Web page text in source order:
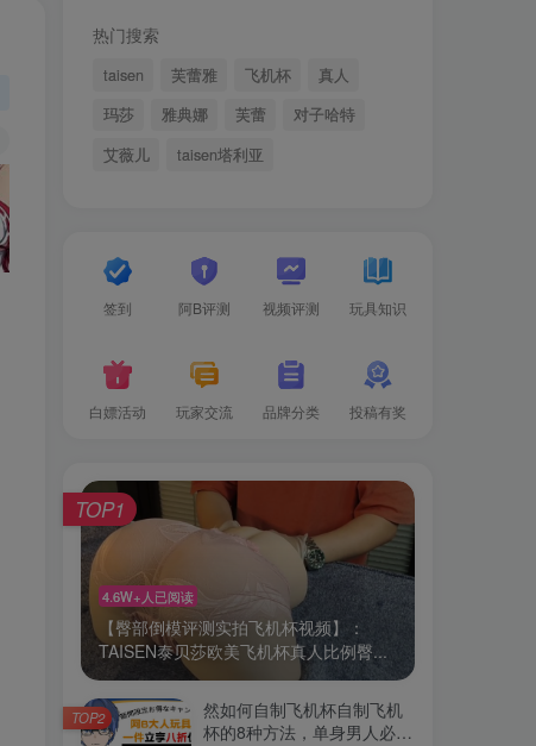
热门搜索
taisen 芙蕾雅 飞机杯
真人
玛莎
雅典娜 芙蕾
对子哈特
艾薇儿
taisen塔利亚
签到 阿B评测 视频评测 玩具知识
白嫖活动 玩家交流 品牌分类 投稿有奖
4.6W+人已阅读
【臀部倒模评测实拍飞机杯视频】：
TAISEN泰贝莎欧美飞机杯真人比例臀...
TOP1
然如何自制飞机杯自制飞机
杯的8种方法，单身男人必
TOP2